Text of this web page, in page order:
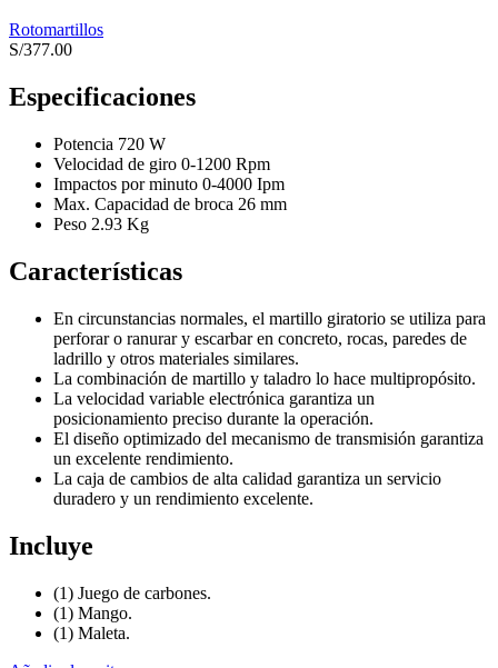
Rotomartillos
S/377.00
Especificaciones
Potencia 720 W
Velocidad de giro 0-1200 Rpm
Impactos por minuto 0-4000 Ipm
Max. Capacidad de broca 26 mm
Peso 2.93 Kg
Características
En circunstancias normales, el martillo giratorio se utiliza para
perforar o ranurar y escarbar en concreto, rocas, paredes de
ladrillo y otros materiales similares.
La combinación de martillo y taladro lo hace multipropósito.
La velocidad variable electrónica garantiza un
posicionamiento preciso durante la operación.
El diseño optimizado del mecanismo de transmisión garantiza
un excelente rendimiento.
La caja de cambios de alta calidad garantiza un servicio
duradero y un rendimiento excelente.
Incluye
(1) Juego de carbones.
(1) Mango.
(1) Maleta.